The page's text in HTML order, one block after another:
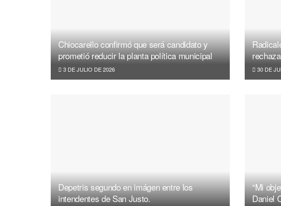
Chiocarello confirmó que será candidato y
prometió reducir la planta política municipal
3 DE JULIO DE 2026 30 DE
Depetris segundo en imágen entre los
intendentes de San Justo.
“Mi
Daniel